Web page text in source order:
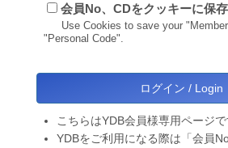
会員No、CDをクッキーに保
Use Cookies to save your
"Personal Code".
こちらはYDB会員様専用ページで
YDBをご利用になる際は「会員